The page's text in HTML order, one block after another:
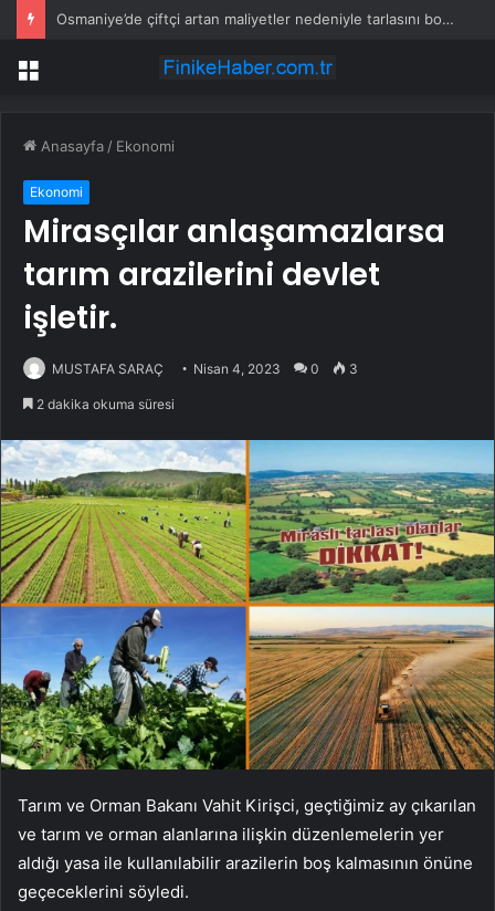
Osmaniye’de çiftçi artan maliyetler nedeniyle tarlasını boş bıraktı
Menü
Anasayfa / Ekonomi
Ekonomi
Mirasçılar anlaşamazlarsa
tarım arazilerini devlet
işletir.
MUSTAFA SARAÇ Nisan 4, 2023 0 3
2 dakika okuma süresi
Tarım ve Orman Bakanı Vahit Kirişci, geçtiğimiz ay çıkarılan
ve tarım ve orman alanlarına ilişkin düzenlemelerin yer
aldığı yasa ile kullanılabilir arazilerin boş kalmasının önüne
geçeceklerini söyledi.